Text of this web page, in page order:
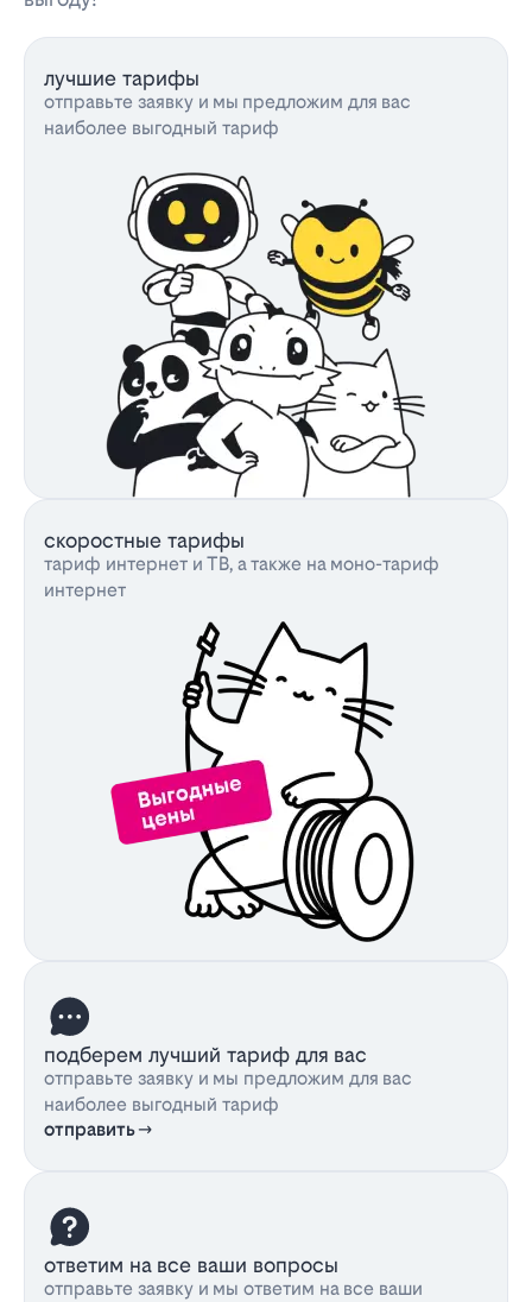
лучшие тарифы
отправьте заявку и мы предложим для вас
наиболее выгодный тариф
скоростные тарифы
тариф интернет и ТВ, а также на моно-тариф
интернет
подберем лучший тариф для вас
отправьте заявку и мы предложим для вас
наиболее выгодный тариф
отправить
ответим на все ваши вопросы
отправьте заявку и мы ответим на все ваши